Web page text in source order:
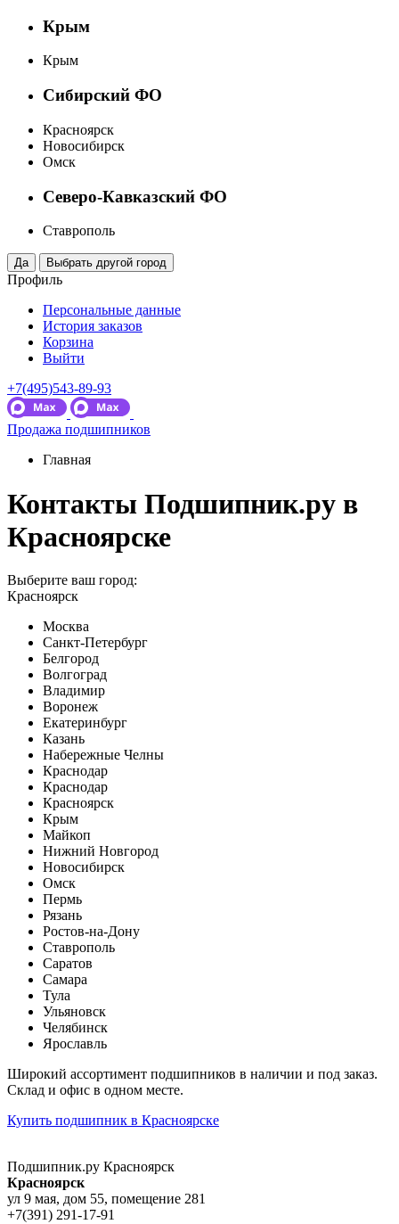
Крым
Крым
Сибирский ФО
Красноярск
Новосибирск
Омск
Северо-Кавказский ФО
Ставрополь
Профиль
Персональные данные
История заказов
Корзина
Выйти
+7(495)543-89-93
Продажа подшипников
Главная
Контакты Подшипник.ру в
Красноярске
Выберите ваш город:
Красноярск
Москва
Санкт-Петербург
Белгород
Волгоград
Владимир
Воронеж
Екатеринбург
Казань
Набережные Челны
Краснодар
Краснодар
Красноярск
Крым
Майкоп
Нижний Новгород
Новосибирск
Омск
Пермь
Рязань
Ростов-на-Дону
Ставрополь
Саратов
Самара
Тула
Ульяновск
Челябинск
Ярославль
Широкий ассортимент подшипников в наличии и под заказ.
Склад и офис в одном месте.
Купить подшипник в Красноярске
Подшипник.ру Красноярск
Красноярск
ул 9 мая, дом 55, помещение 281
+7(391) 291-17-91